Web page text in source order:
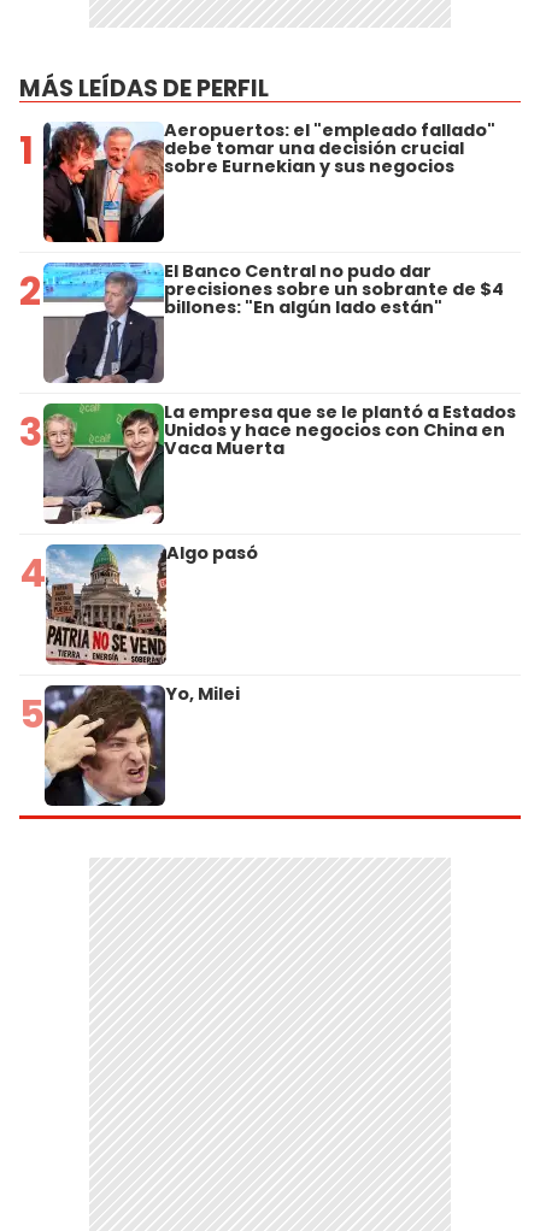
MÁS LEÍDAS DE PERFIL
1 Aeropuertos: el "empleado fallado"
debe tomar una decisión crucial
sobre Eurnekian y sus negocios
2 El Banco Central no pudo dar
precisiones sobre un sobrante de $4
billones: "En algún lado están"
3 La empresa que se le plantó a Estados
Unidos y hace negocios con China en
Vaca Muerta
4 Algo pasó
5 Yo, Milei